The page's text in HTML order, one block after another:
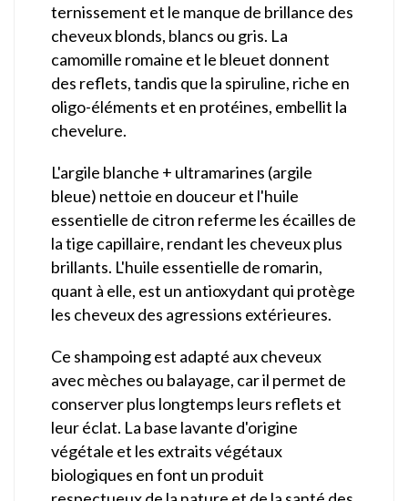
ternissement et le manque de brillance des
cheveux blonds, blancs ou gris. La
camomille romaine et le bleuet donnent
des reflets, tandis que la spiruline, riche en
oligo-éléments et en protéines, embellit la
chevelure.
L'argile blanche + ultramarines (argile
bleue) nettoie en douceur et l'huile
essentielle de citron referme les écailles de
la tige capillaire, rendant les cheveux plus
brillants. L'huile essentielle de romarin,
quant à elle, est un antioxydant qui protège
les cheveux des agressions extérieures.
Ce shampoing est adapté aux cheveux
avec mèches ou balayage, car il permet de
conserver plus longtemps leurs reflets et
leur éclat. La base lavante d'origine
végétale et les extraits végétaux
biologiques en font un produit